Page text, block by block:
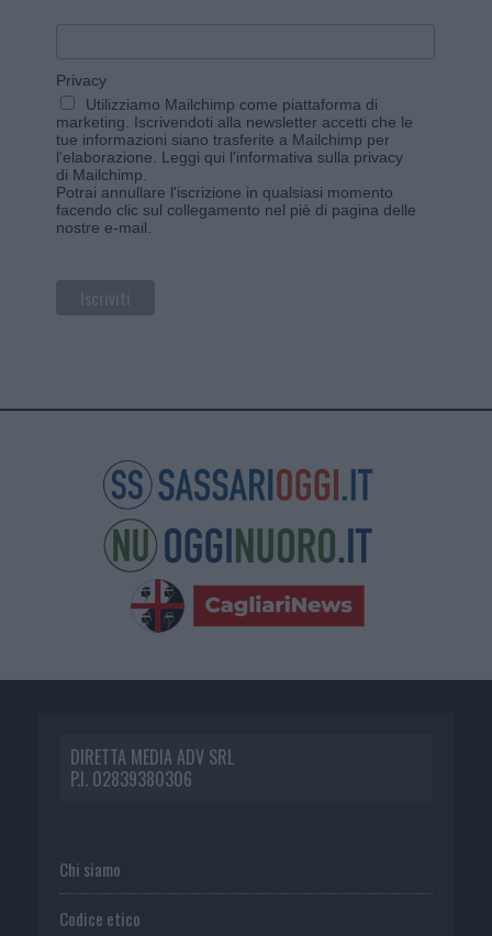
Privacy
Utilizziamo Mailchimp come piattaforma di
marketing. Iscrivendoti alla newsletter accetti che le
tue informazioni siano trasferite a Mailchimp per
l'elaborazione. Leggi qui l'informativa sulla privacy
di Mailchimp
Potrai annullare l'iscrizione in qualsiasi momento
facendo clic sul collegamento nel piè di pagina delle
nostre e-mail.
DIRETTA MEDIA ADV SRL
P.I. 02839380306
Chi siamo
Codice etico